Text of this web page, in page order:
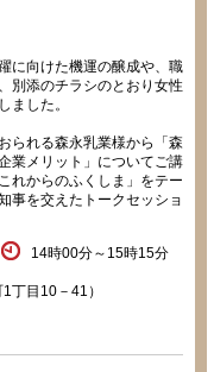
に向けた機運の醸成や、職
別添のチラシのとおり女性
ました。
られる森永乳業様から「森
業メリット」についてご講
れからのふくしま」をテー
事を交えたトークセッショ
14時00分～15時15分
丁目10－41）